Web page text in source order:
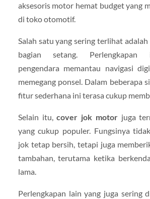
aksesoris motor hemat budget yang
di toko otomotif.
Salah satu yang sering terlihat adalah
bagian setang. Perlengkapan
pengendara memantau navigasi
memegang ponsel. Dalam beberapa
fitur sederhana ini terasa cukup
Selain itu,cover jok motorjuga
yang cukup populer. Fungsinya
jok tetap bersih, tetapi juga
tambahan, terutama ketika
lama.
Perlengkapan lain yang juga sering